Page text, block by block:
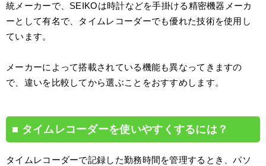
統メーカーで、SEIKOは時計などを手掛ける精密機器メーカ
ーとして有名で、タイムレコーダーでも優れた技術を使用し
ています。
メーカーによって搭載されている機能も異なってきますの
で、違いを比較してから選ぶことをおすすめします。
タイムレコーダーを使いやすくするには？
タイムレコーダーで記録した勤務時間を管理するとき、パソ